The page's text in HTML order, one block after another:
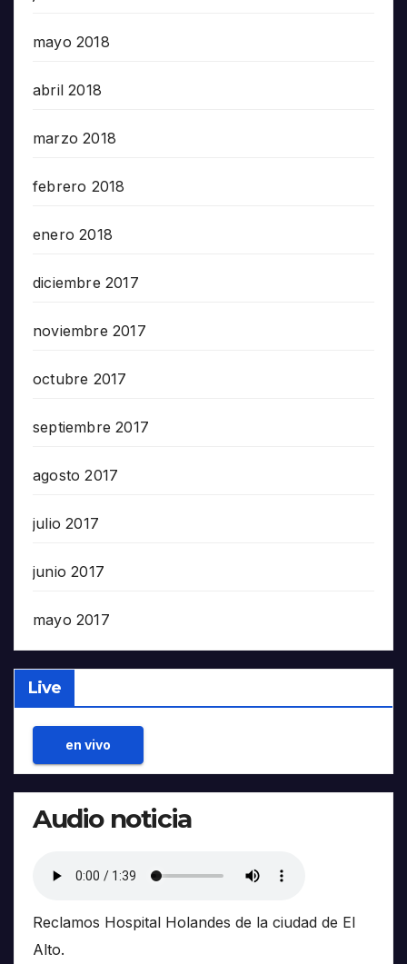
mayo 2018
abril 2018
marzo 2018
febrero 2018
enero 2018
diciembre 2017
noviembre 2017
octubre 2017
septiembre 2017
agosto 2017
julio 2017
junio 2017
mayo 2017
Live
en vivo
Audio noticia
Reclamos Hospital Holandes de la ciudad de El
Alto.